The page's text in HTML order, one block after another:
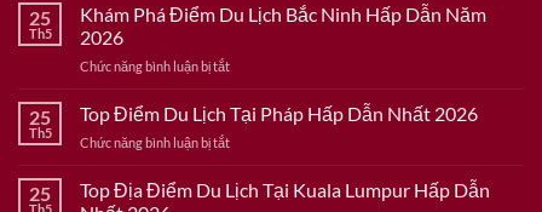
25
Th5
Khám Phá Điểm Du Lịch Bắc Ninh Hấp Dẫn Năm
2026
Chức năng bình luận bị tắtở
Phá
Điểm
Du
Bắc
25
Th5
Top Điểm Du Lịch Tại Pháp Hấp Dẫn Nhất 2026
Chức năng bình luận bị tắtở
Điểm
Du
25
Th5
Top Địa Điểm Du Lịch Tại Kuala Lumpur Hấp Dẫn